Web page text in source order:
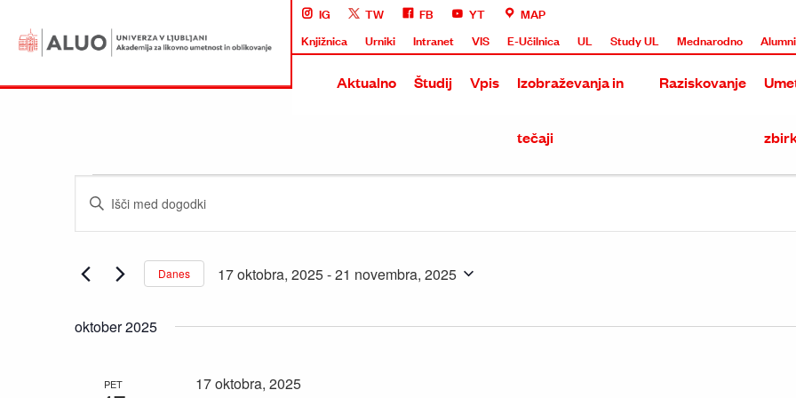
IG TW FB YT
MAP
Knjižnica
Urniki Intranet VIS E-Učilnica UL Study UL Mednarodno Alumni
Aktualno Študij Vpis Izobraževanja in
tečaji
Raziskovanje
Navigacija
za
iskanje
in
Vnesite
Poiščite
Dogodki
ključni
Danes 17 oktobra, 2025 - 21 novembra, 2025
oktober 2025
PET 17 oktobra, 2025